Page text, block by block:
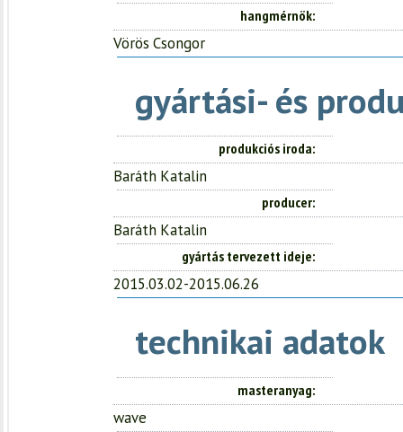
hangmérnök
Vörös Csongor
gyártási- és
produkciós iroda
Baráth Katalin
producer
Baráth Katalin
gyártás tervezett ideje
2015.03.02-2015.06.26
technikai adatok
masteranyag
wave